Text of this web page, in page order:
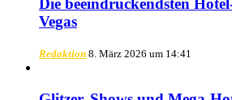
Die beeindruckendsten
Vegas
Redaktion 8. März 2026 um 14:41